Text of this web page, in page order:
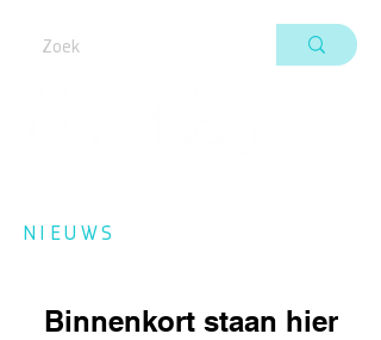
NIEUWS
Binnenkort staan hier